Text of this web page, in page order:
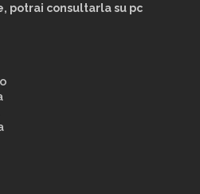
potrai consultarla su pc